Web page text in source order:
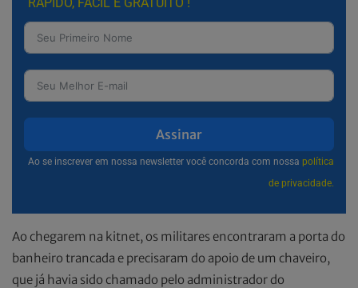
Assinar
Ao se inscrever em nossa newsletter você concorda com nossa política
de privacidade.
Ao chegarem na kitnet, os militares encontraram a porta do
banheiro trancada e precisaram do apoio de um chaveiro,
que já havia sido chamado pelo administrador do